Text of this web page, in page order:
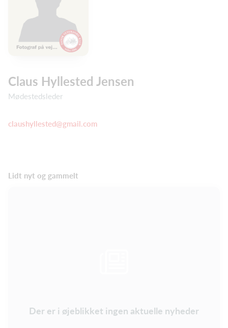
Claus Hyllested Jensen
Mødestedsleder
claushyllested@gmail.com
Lidt nyt og gammelt
Der er i øjeblikket ingen aktuelle nyheder